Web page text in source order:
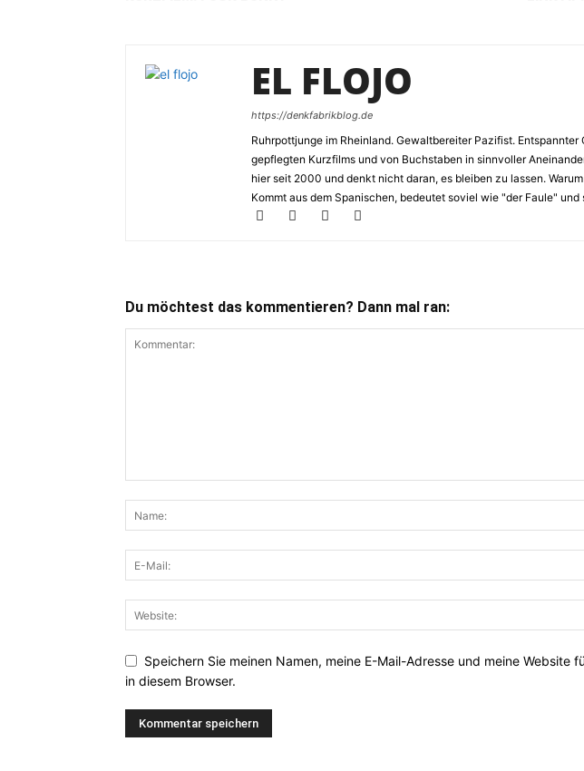
EL FLOJO
https://denkfabrikblog.de
Ruhrpottjunge im Rheinland. Gewaltbereiter Pazifist. Entspannter
gepflegten Kurzfilms und von Buchstaben in sinnvoller
hier seit 2000 und denkt nicht daran, es bleiben zu lassen.
Kommt aus dem Spanischen, bedeutet soviel wie "der Faule" und
Du möchtest das kommentieren? Dann mal ran:
Speichern Sie meinen Namen, meine E-Mail-Adresse und meine Website
in diesem Browser.